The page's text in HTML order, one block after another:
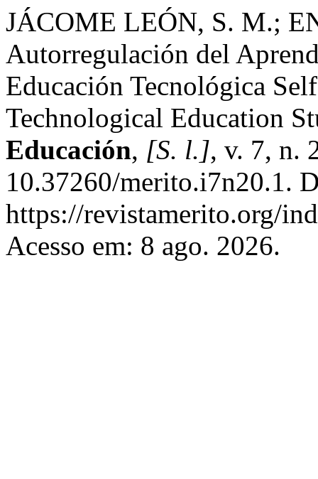
JÁCOME LEÓN, S. M.;
Autorregulación del
Educación Tecnológica
Technological Education
Educación, [S. l.], v. 7, n.
10.37260/merito.i7n20.1.
https://revistamerito.org/
Acesso em: 8 ago. 2026.